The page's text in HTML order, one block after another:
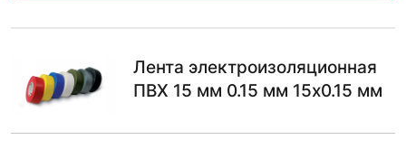
Лента электроизоляционная
ПВХ 15 мм 0.15 мм 15х0.15 мм